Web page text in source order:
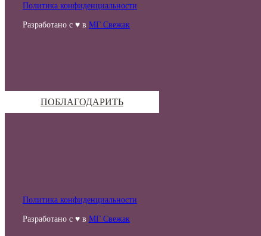
Политика конфиденциальности
Разработано с ♥ в МГ Свежак
ПОБЛАГОДАРИТЬ
Политика конфиденциальности
Разработано с ♥ в МГ Свежак